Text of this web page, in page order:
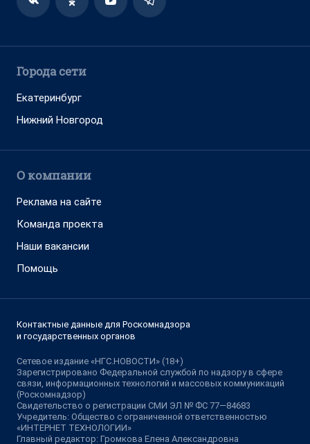
Города сети
Екатеринбург
Нижний Новгород
О компании
Реклама на сайте
Команда проекта
Наши вакансии
Помощь
Контактные данные для Роскомнадзора
и государственных органов
Сетевое издание «НГС.НОВОСТИ» (18+)
Зарегистрировано Федеральной службой по надзору в сфере
связи, информационных технологий и массовых коммуникаций
(Роскомнадзор)
Свидетельство о регистрации СМИ ЭЛ № ФС 77—84683
Учредитель: Общество с ограниченной ответственностью
«ИНТЕРНЕТ ТЕХНОЛОГИИ»
Главный редактор: Громкова Елена Александровна